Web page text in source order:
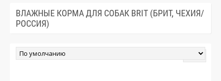
ВЛАЖНЫЕ КОРМА ДЛЯ СОБАК BRIT (БРИТ, ЧЕХИЯ/
РОССИЯ)